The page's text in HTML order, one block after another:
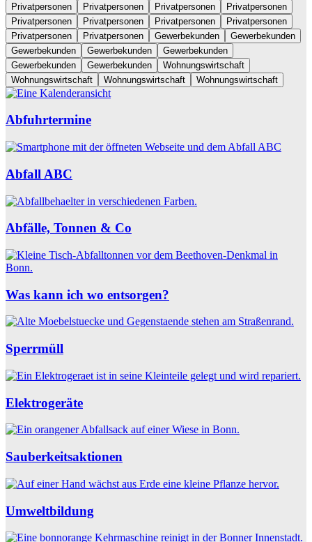
Privatpersonen Privatpersonen Privatpersonen
Privatpersonen
Privatpersonen
Privatpersonen Privatpersonen
Privatpersonen
Privatpersonen
Privatpersonen Gewerbekunden
Gewerbekunden
Gewerbekunden
Gewerbekunden
Gewerbekunden
Gewerbekunden
Gewerbekunden
Wohnungswirtschaft
Wohnungswirtschaft
Wohnungswirtschaft Wohnungswirtschaft
Abfuhrtermine
Abfall ABC
Abfälle, Tonnen & Co
Was kann ich wo entsorgen?
Sperrmüll
Elektrogeräte
Sauberkeitsaktionen
Umweltbildung